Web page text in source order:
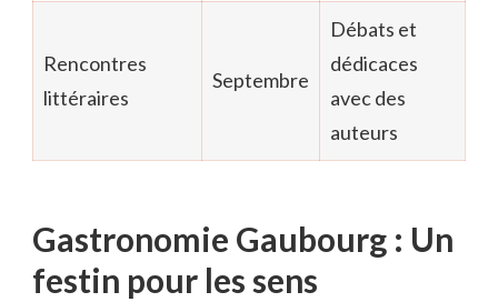
Rencontres
littéraires
Septembre
Débats et
dédicaces
avec des
auteurs
Gastronomie Gaubourg : Un
festin pour les sens